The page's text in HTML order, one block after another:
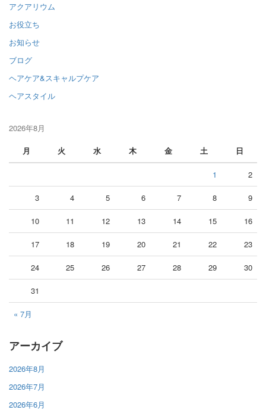
アクアリウム
お役立ち
お知らせ
ブログ
ヘアケア&スキャルプケア
ヘアスタイル
2026年8月
月
火 水 木 金 土 日
« 7月
1 2
3 4 5 6 7 8 9
10 11 12 13 14 15 16
17 18 19 20 21 22 23
24 25 26 27 28 29 30
31
アーカイブ
2026年8月
2026年7月
2026年6月